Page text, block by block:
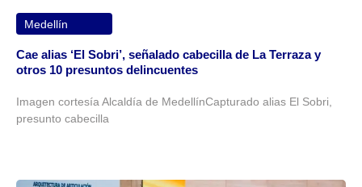
Medellín
Cae alias ‘El Sobri’, señalado cabecilla de La Terraza y
otros 10 presuntos delincuentes
Imagen cortesía Alcaldía de MedellínCapturado alias El Sobri,
presunto cabecilla